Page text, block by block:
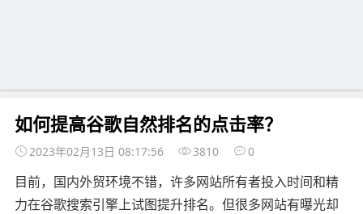
如何提高谷歌自然排名的点击率？
2023年02月13日 08:17:56 3810 0
目前，国内外贸环境不错，许多网站所有者投入时间和精
力在谷歌搜索引擎上试图提升排名。但很多网站有曝光却